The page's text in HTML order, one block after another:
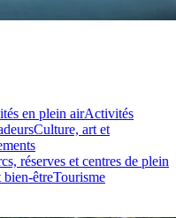
en plein airActivités
Culture, art et
réserves et centres de plein
bien-êtreTourisme